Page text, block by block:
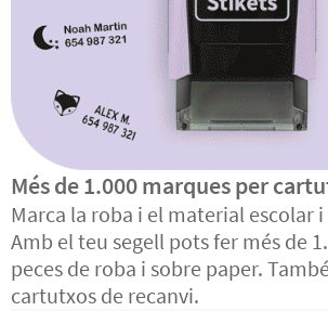
Més de 1.000 marques per
Marca la roba i el material escolar
Amb el teu segell pots fer més de
peces de roba i sobre paper.
cartutxos de recanvi.